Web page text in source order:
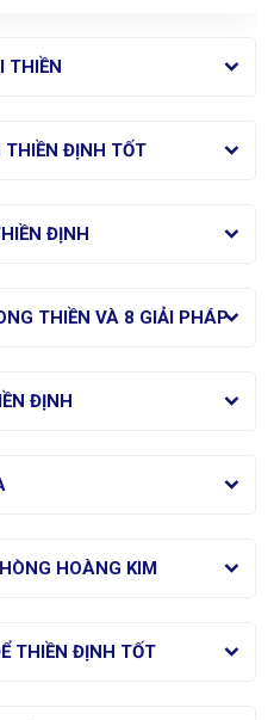
THIỀN
THIỀN ĐỊNH TỐT
ĐỊNH
THIỀN VÀ 8 GIẢI PHÁP
ĐỊNH
HOÀNG KIM
THIỀN ĐỊNH TỐT